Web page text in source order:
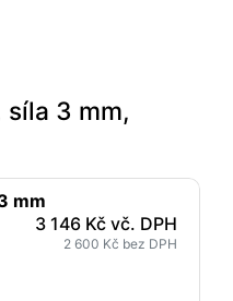
síla 3 mm,
mm
3 146 Kč vč. DPH
2 600 Kč bez DPH